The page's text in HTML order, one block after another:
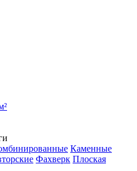
Каменные
Фахверк Плоская